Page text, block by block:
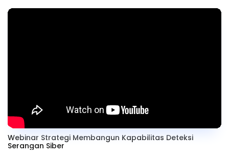
Webinar Strategi Membangun Kapabilitas Deteksi
Serangan Siber